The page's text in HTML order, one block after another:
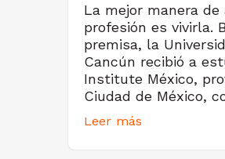
La mejor manera de
profesión es vivirla.
premisa, la
Cancún recibió a
Institute México,
Ciudad de México,
Leer más